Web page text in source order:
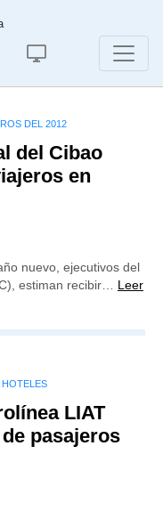
DEL 2012
del Cibao
en
nuevo, ejecutivos del
estiman recibir… Leer
HOTELES
LIAT
pasajeros